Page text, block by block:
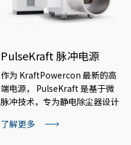
PulseKraft 脉冲电源
作为 KraftPowercon 最新的高
端电源， PulseKraft 是基于微
脉冲技术，专为静电除尘器设计
了解更多